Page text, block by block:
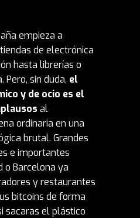
empieza a
de electrónica
hasta librerías o
Pero, sin duda, el
y de ocio es el
al
ordinaria en una
brutal. Grandes
e importantes
o Barcelona ya
y restaurantes
bitcoins de forma
sacaras el plástico